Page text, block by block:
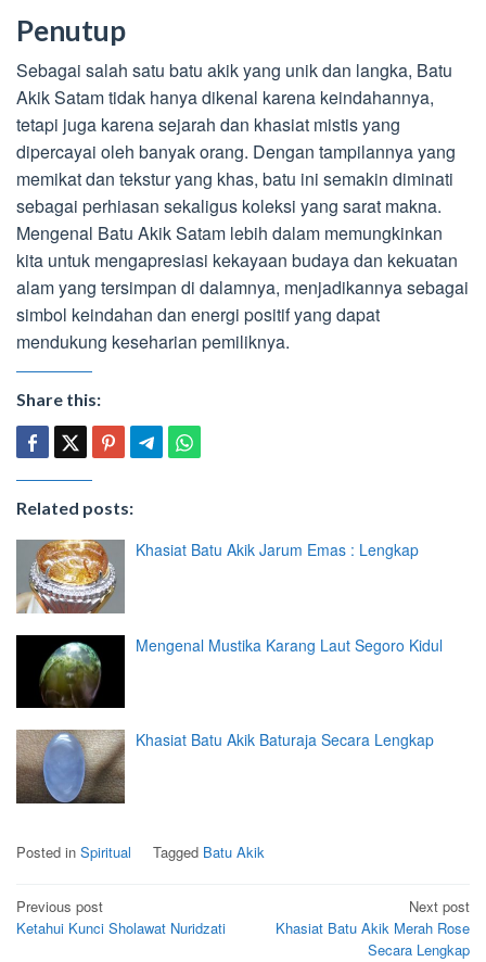
Penutup
Sebagai salah satu batu akik yang unik dan langka, Batu
Akik Satam tidak hanya dikenal karena keindahannya,
tetapi juga karena sejarah dan khasiat mistis yang
dipercayai oleh banyak orang. Dengan tampilannya yang
memikat dan tekstur yang khas, batu ini semakin diminati
sebagai perhiasan sekaligus koleksi yang sarat makna.
Mengenal Batu Akik Satam lebih dalam memungkinkan
kita untuk mengapresiasi kekayaan budaya dan kekuatan
alam yang tersimpan di dalamnya, menjadikannya sebagai
simbol keindahan dan energi positif yang dapat
mendukung keseharian pemiliknya.
Share this:
Related posts:
Khasiat Batu Akik Jarum Emas : Lengkap
Mengenal Mustika Karang Laut Segoro Kidul
Khasiat Batu Akik Baturaja Secara Lengkap
Posted in Spiritual Tagged Batu Akik
Post
navigation
Previous post
Ketahui Kunci Sholawat Nuridzati
Next post
Khasiat Batu Akik Merah Rose
Secara Lengkap